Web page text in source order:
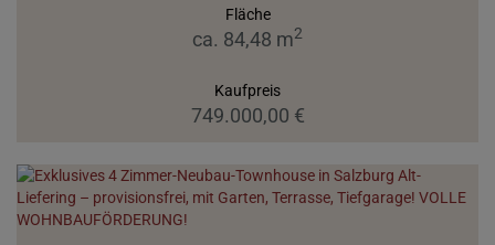
Fläche
ca. 84,48 m2
Kaufpreis
749.000,00 €